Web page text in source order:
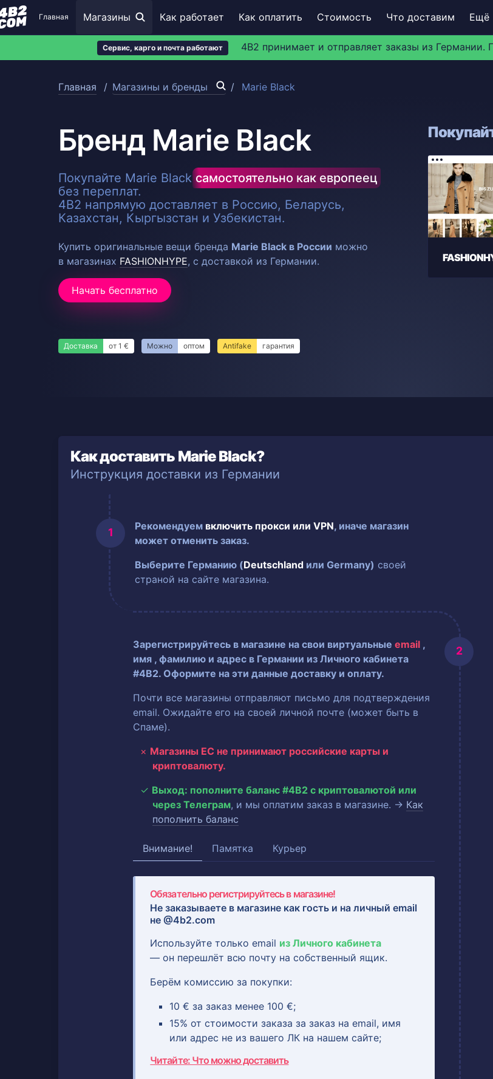
Сервис, карго и почта работают 4B2 принимает и отправляет заказы из
Главная Магазины Как работает Как оплатить Стоимость Что доставим Ещё
Главная Магазины и бренды Marie Black
Бренд Marie Black
Покупайте Marie Blackсамостоятельно как европеец
без переплат.
4B2 напрямую доставляет в Россию, Беларусь,
Казахстан, Кыргызстан и Узбекистан.
Купить оригинальные вещи бренда Marie Black в России можно
в магазинах FASHIONHYPE, с доставкой из Германии.
Начать бесплатно
Доставка от 1 € Можно оптом Antifake гарантия
Как доставить Marie Black?
Инструкция доставки из Германии
Рекомендуем включить прокси или VPN, иначе магазин
может отменить заказ.
Выберите Германию (Deutschland или Germany) своей
страной на сайте магазина.
Зарегистрируйтесь в магазине на свои виртуальныеemail ,
имя , фамилию и адрес в Германии из Личного кабинета
#4B2. Оформите на эти данные доставку и оплату.
Почти все магазины отправляют письмо для подтверждения
email. Ожидайте его на своей личной почте (может быть в
Спаме).
Магазины ЕС не принимают российские карты и
криптовалюту.
Выход: пополните баланс #4B2 с криптовалютой или
через Телеграм, и мы оплатим заказ в магазине. → Как
пополнить баланс
Внимание! Памятка Курьер
Обязательно регистрируйтесь в магазине!
Не заказываете в магазине как гость и наличный email
не @4b2.com
Используйте только email из Личного кабинета
— он перешлёт всю почту на собственный ящик.
Берём комиссию за покупки:
10 € за заказ менее 100 €;
15% от стоимости заказа за заказ на email, имя
или адрес не из вашего ЛК на нашем сайте;
Читайте: Что можно доставить